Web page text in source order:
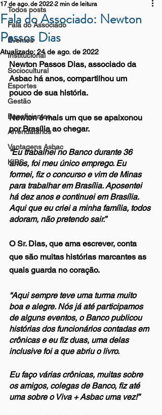
Todos posts
Fala do Associado
Eventos
Institucional
Sociocultural
Esportes
Gestão
Beneficientes
Arrendatários
Vantagens Asbac
KIDS
Fala do Associado: Newton
Passos Dias
17 de ago. de 2022 2 min de leitura
Atualizado:24 de ago. de 2022
Newton Passos Dias, associado da
Asbac há anos, compartilhou um
pouco de sua história.
Newton é mais um que se apaixonou
por Brasília ao chegar.
“Eu trabalhei no Banco durante 36
anos, foi meu único emprego. Eu
formei, fiz o concurso e vim de Minas
para trabalhar em Brasília. Aposentei
há dez anos e continuei em Brasília.
Aqui que eu criei a minha família, todos
adoram, não pretendo sair.”
O Sr. Dias, que ama escrever, conta
que são muitas histórias marcantes as
quais guarda no coração.
“Aqui sempre teve uma turma muito
boa e alegre. Nós já até participamos
de alguns eventos, o Banco publicou
histórias dos funcionários contadas em
crônicas e eu fiz duas, uma delas
inclusive foi a que abriu o livro.
Eu faço várias crônicas, muitas sobre
os amigos, colegas de Banco, fiz até
uma sobre o Viva + Asbac uma vez!”